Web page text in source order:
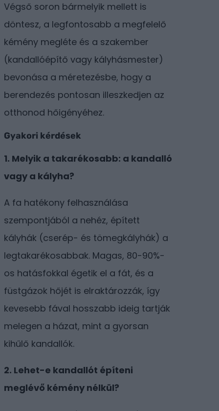
Végső soron bármelyik mellett is
döntesz, a legfontosabb a megfelelő
kémény megléte és a szakember
(kandallóépítő vagy kályhásmester)
bevonása a méretezésbe, hogy a
berendezés pontosan illeszkedjen az
otthonod hőigényéhez.
Gyakori kérdések
1. Melyik a takarékosabb: a kandalló
vagy a kályha?
A fa hatékony felhasználása
szempontjából a nehéz, épített
kályhák (cserép- és tömegkályhák) a
legtakarékosabbak. Magas, 80-90%-
os hatásfokkal égetik el a fát, és a
füstgázok hőjét is elraktározzák, így
kevesebb fával hosszabb ideig tartják
melegen a házat, mint a gyorsan
kihűlő kandallók.
2. Lehet-e kandallót építeni
meglévő kémény nélkül?